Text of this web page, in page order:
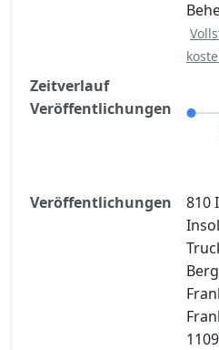
Zeitverlauf
Veröffentlichungen
Veröffentlichungen
810